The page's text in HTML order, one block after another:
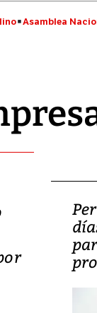
Asamblea
y